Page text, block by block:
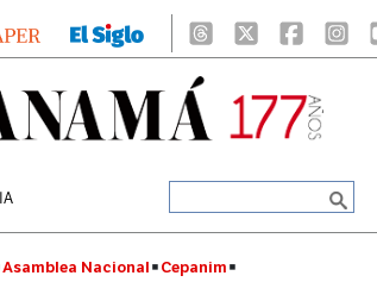
Asamblea Nacional Cepanim